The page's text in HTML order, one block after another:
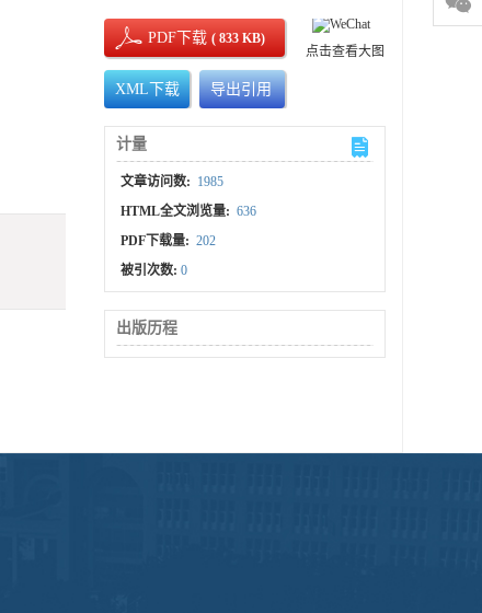
PDF下载( 833 KB)
XML下载 导出引用
点击查看大图
计量
文章访问数: 1985
HTML全文浏览量: 636
PDF下载量: 202
被引次数:0
出版历程